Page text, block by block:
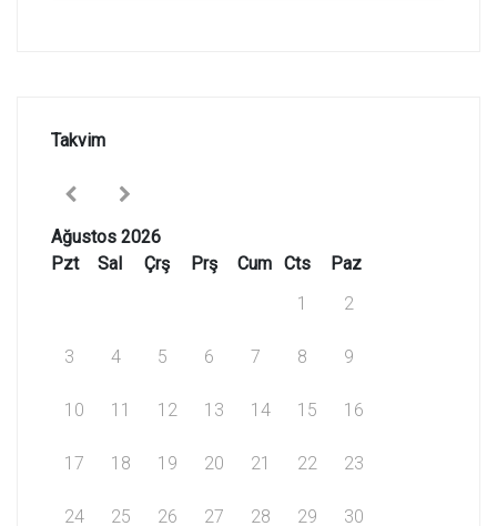
Takvim
Ağustos 2026
Pzt
Sal Çrş Prş Cum Cts
Paz
1
2
3 4 5 6 7 8 9
10 11 12 13 14 15 16
17 18 19 20 21 22 23
24 25 26 27 28 29 30